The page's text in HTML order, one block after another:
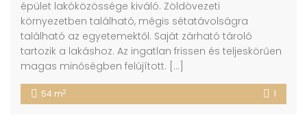
épület lakóközössége kiváló. Zöldövezeti
környezetben található, mégis sétatávolságra
található az egyetemektől. Saját zárható tároló
tartozik a lakáshoz. Az ingatlan frissen és teljeskörűen
magas minőségben felújított. […]
54 m2 1